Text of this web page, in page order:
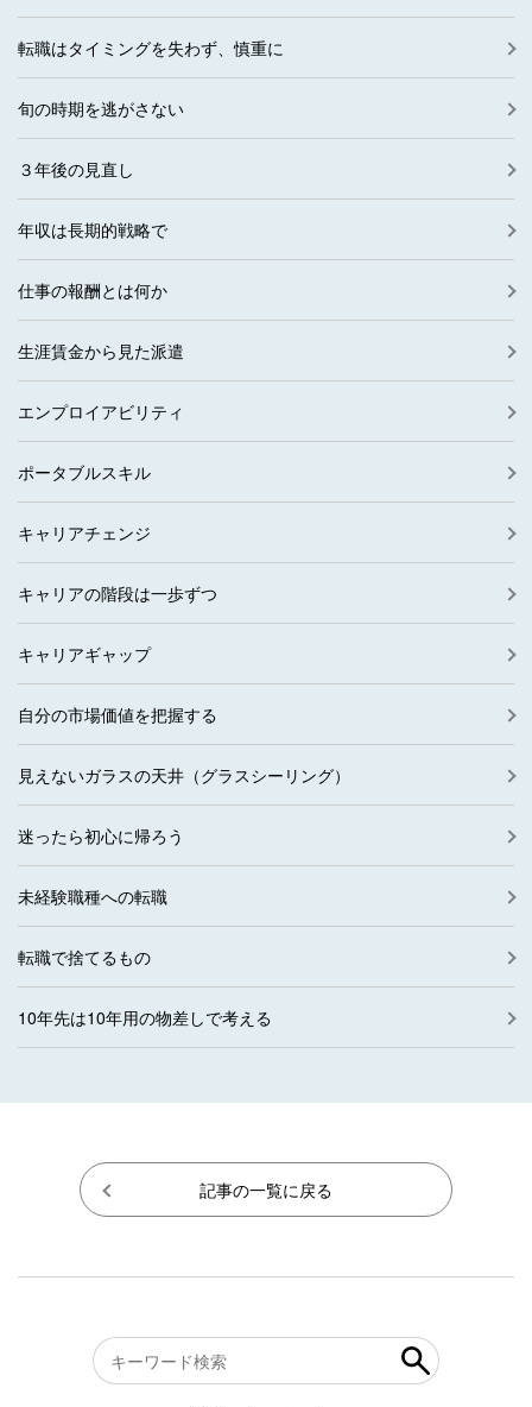
転職はタイミングを失わず、慎重に
旬の時期を逃がさない
３年後の見直し
年収は長期的戦略で
仕事の報酬とは何か
生涯賃金から見た派遣
エンプロイアビリティ
ポータブルスキル
キャリアチェンジ
キャリアの階段は一歩ずつ
キャリアギャップ
自分の市場価値を把握する
見えないガラスの天井（グラスシーリング）
迷ったら初心に帰ろう
未経験職種への転職
転職で捨てるもの
10年先は10年用の物差しで考える
記事の一覧に戻る